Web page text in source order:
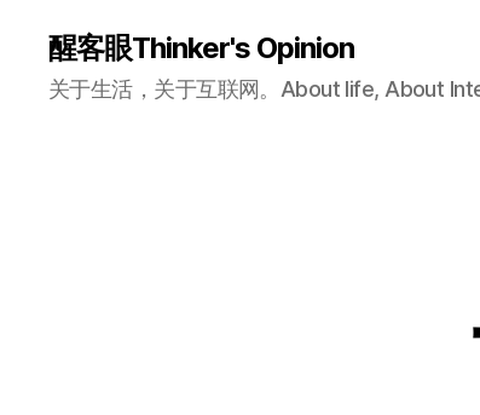
醒客眼Thinker's Opinion
关于生活，关于互联网。About life, About